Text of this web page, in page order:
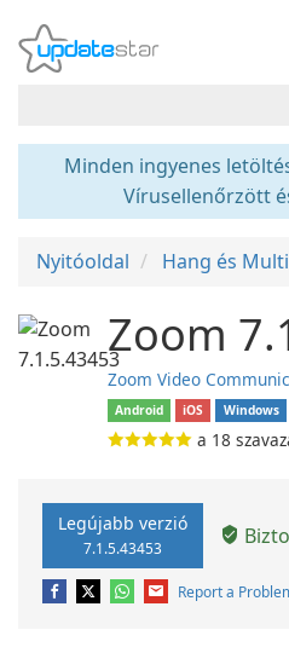
Minden ingyenes
Vírusellenőrzött
Nyitóoldal Hang és
Zoom
Zoom Video
Android iOS Windows
a 18
Legújabb verzió
7.1.5.43453
Report a